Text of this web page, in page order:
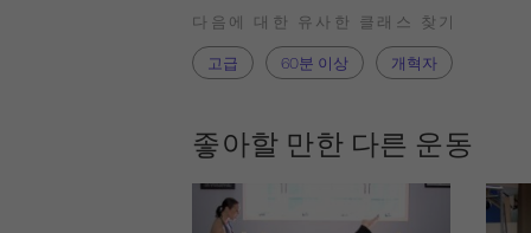
다음에 대한 유사한 클래스 찾기
고급
60분 이상 개혁자
좋아할 만한 다른 운동